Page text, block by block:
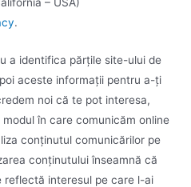
.
a identifica părțile site-ului de
aceste informații pentru a-ți
noi că te pot interesa,
în care comunicăm online
conținutul comunicărilor pe
conținutului înseamnă că
interesul pe care l-ai